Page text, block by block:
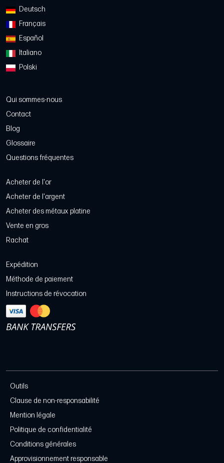
Deutsch
Français
Español
Italiano
Polski
Qui sommes-nous
Contact
Blog
Glossaire
Questions fréquentes
Acheter de l'or
Acheter de l'argent
Acheter des métaux platine
Vente en gros
Rachat
Expédition
Méthode de paiement
Instructions de révocation
Outils
Clause de non-responsabilité
Mention légale
Politique de confidentialité
Conditions générales
Approvisionnement responsable